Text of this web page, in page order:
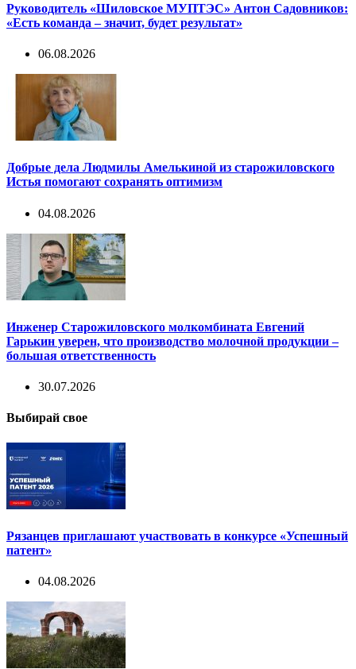
Руководитель «Шиловское МУПТЭС» Антон Садовников:
«Есть команда – значит, будет результат»
06.08.2026
Добрые дела Людмилы Амелькиной из старожиловского
Истья помогают сохранять оптимизм
04.08.2026
Инженер Старожиловского молкомбината Евгений
Гарькин уверен, что производство молочной продукции –
большая ответственность
30.07.2026
Выбирай свое
Рязанцев приглашают участвовать в конкурсе «Успешный
патент»
04.08.2026